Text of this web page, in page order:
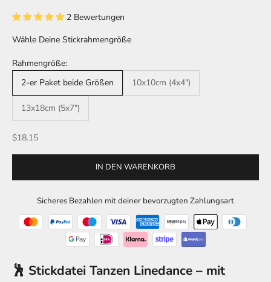
2 Bewertungen
Wähle Deine Stickrahmengröße
Rahmengröße:
2-er Paket beide Größen
10x10cm (4x4")
13x18cm (5x7")
Angebot
$18.15
IN DEN WARENKORB
Sicheres Bezahlen mit deiner bevorzugten Zahlungsart
🕺 Stickdatei Tanzen Linedance – mit